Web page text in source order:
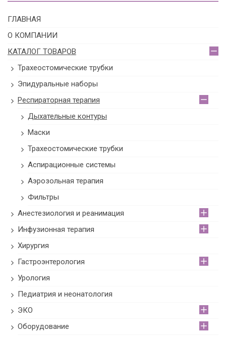
ГЛАВНАЯ
О КОМПАНИИ
КАТАЛОГ ТОВАРОВ
Трахеостомические трубки
Эпидуральные наборы
Респираторная терапия
Дыхательные контуры
Маски
Трахеостомические трубки
Аспирационные системы
Аэрозольная терапия
Фильтры
Анестезиология и реанимация
Инфузионная терапия
Хирургия
Гастроэнтерология
Урология
Педиатрия и неонатология
ЭКО
Оборудование